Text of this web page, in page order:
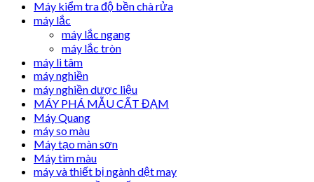
Máy kiểm tra độ bền chà rửa
máy lắc
máy lắc ngang
máy lắc tròn
máy li tâm
máy nghiền
máy nghiền dược liệu
MÁY PHÁ MẪU CẤT ĐẠM
Máy Quang
máy so màu
Máy tạo màn sơn
Máy tìm màu
máy và thiết bị ngành dệt may